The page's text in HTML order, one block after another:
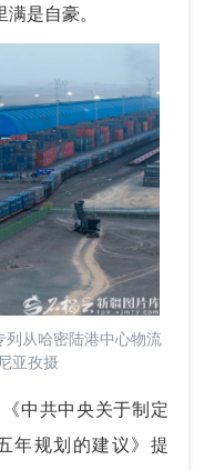
是自豪。
列从哈密陆港中心物流
亚孜摄
中共中央关于制定
年规划的建议》提